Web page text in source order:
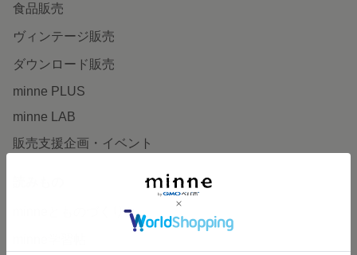
食品販売
ヴィンテージ販売
ダウンロード販売
minne PLUS
minne LAB
販売支援企画・イベント
minneとものづくりと